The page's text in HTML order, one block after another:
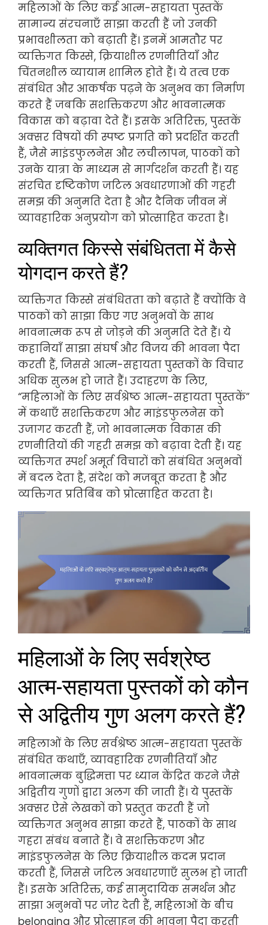
महिलाओं के लिए कई आत्म-सहायता पुस्तकें
सामान्य संरचनाएँ साझा करती हैं जो उनकी
प्रभावशीलता को बढ़ाती हैं। इनमें आमतौर पर
व्यक्तिगत किस्से, क्रियाशील रणनीतियाँ और
चिंतनशील व्यायाम शामिल होते हैं। ये तत्व एक
संबंधित और आकर्षक पढ़ने के अनुभव का निर्माण
करते हैं जबकि सशक्तिकरण और भावनात्मक
विकास को बढ़ावा देते हैं। इसके अतिरिक्त, पुस्तकें
अक्सर विषयों की स्पष्ट प्रगति को प्रदर्शित करती
हैं, जैसे माइंडफुलनेस और लचीलापन, पाठकों को
उनके यात्रा के माध्यम से मार्गदर्शन करती हैं। यह
संरचित दृष्टिकोण जटिल अवधारणाओं की गहरी
समझ की अनुमति देता है और दैनिक जीवन में
व्यावहारिक अनुप्रयोग को प्रोत्साहित करता है।
व्यक्तिगत किस्से संबंधितता में कैसे
योगदान करते हैं?
व्यक्तिगत किस्से संबंधितता को बढ़ाते हैं क्योंकि वे
पाठकों को साझा किए गए अनुभवों के साथ
भावनात्मक रूप से जोड़ने की अनुमति देते हैं। ये
कहानियाँ साझा संघर्ष और विजय की भावना पैदा
करती हैं, जिससे आत्म-सहायता पुस्तकों के विचार
अधिक सुलभ हो जाते हैं। उदाहरण के लिए,
“महिलाओं के लिए सर्वश्रेष्ठ आत्म-सहायता पुस्तकें”
में कथाएँ सशक्तिकरण और माइंडफुलनेस को
उजागर करती हैं, जो भावनात्मक विकास की
रणनीतियों की गहरी समझ को बढ़ावा देती हैं। यह
व्यक्तिगत स्पर्श अमूर्त विचारों को संबंधित अनुभवों
में बदल देता है, संदेश को मजबूत करता है और
व्यक्तिगत प्रतिबिंब को प्रोत्साहित करता है।
महिलाओं के लिए सर्वश्रेष्ठ
आत्म-सहायता पुस्तकों को कौन
से अद्वितीय गुण अलग करते हैं?
महिलाओं के लिए सर्वश्रेष्ठ आत्म-सहायता पुस्तकें
संबंधित कथाएँ, व्यावहारिक रणनीतियाँ और
भावनात्मक बुद्धिमत्ता पर ध्यान केंद्रित करने जैसे
अद्वितीय गुणों द्वारा अलग की जाती हैं। ये पुस्तकें
अक्सर ऐसे लेखकों को प्रस्तुत करती हैं जो
व्यक्तिगत अनुभव साझा करते हैं, पाठकों के साथ
गहरा संबंध बनाते हैं। वे सशक्तिकरण और
माइंडफुलनेस के लिए क्रियाशील कदम प्रदान
करती हैं, जिससे जटिल अवधारणाएँ सुलभ हो जाती
हैं। इसके अतिरिक्त, कई सामुदायिक समर्थन और
साझा अनुभवों पर जोर देती हैं, महिलाओं के बीच
belonging और प्रोत्साहन की भावना पैदा करती